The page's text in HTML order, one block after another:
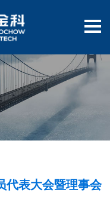
代表大会暨理事会